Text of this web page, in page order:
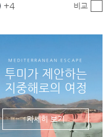
4 비교
MEDITERRANEAN ESCAPE
투미가 제안하는
지중해로의 여정
자세히 보기